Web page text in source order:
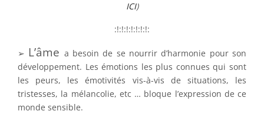
ICI)
:!:!:!:!:!:!:!:
➢ L’âme a besoin de se nourrir d’harmonie pour son
développement. Les émotions les plus connues qui sont
les peurs, les émotivités vis-à-vis de situations, les
tristesses, la mélancolie, etc … bloque l’expression de ce
monde sensible.